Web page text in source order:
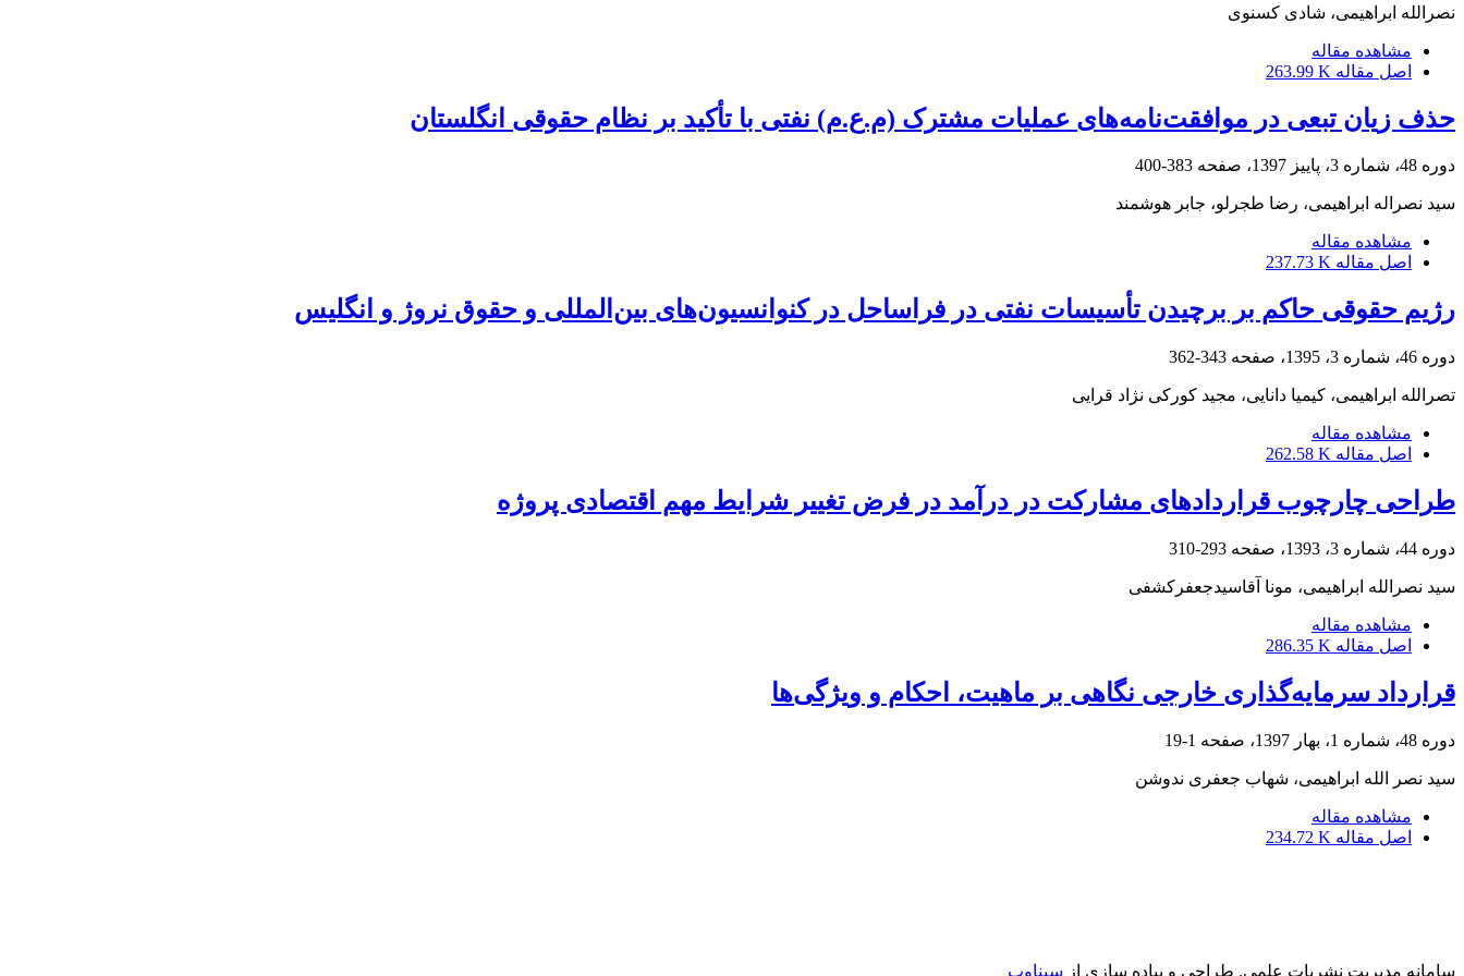
نصرالله ابراهیمى، شادى کسنوى
مشاهده مقاله
اصل مقاله 263.99 K
حذف زیان تبعی در موافقت‌نامه‌های عملیات مشترک (م.ع.م) نفتی با تأکید بر نظام حقوقی انگلستان
دوره 48، شماره 3، پاییز 1397، صفحه 383-400
سید نصراله ابراهیمی، رضا طجرلو، جابر هوشمند
مشاهده مقاله
اصل مقاله 237.73 K
رژیم حقوقی حاکم بر برچیدن تأسیسات نفتی در فراساحل در کنوانسیون‌های بین‌المللی و حقوق نروژ و انگلیس
دوره 46، شماره 3، 1395، صفحه 343-362
تصرالله ابراهیمی، کیمیا دانایی، مجید کورکی نژاد قرایی
مشاهده مقاله
اصل مقاله 262.58 K
طراحی چارچوب قراردادهای مشارکت در درآمد در فرض تغییر شرایط مهم اقتصادی پروژه
دوره 44، شماره 3، 1393، صفحه 293-310
سید نصرالله ابراهیمی، مونا آقاسیدجعفرکشفی
مشاهده مقاله
اصل مقاله 286.35 K
قرارداد سرمایه‌گذاری خارجی نگاهی بر ماهیت، احکام و ویژگی‌ها
دوره 48، شماره 1، بهار 1397، صفحه 1-19
سید نصر الله ابراهیمی، شهاب جعفری ندوشن
مشاهده مقاله
اصل مقاله 234.72 K
سامانه مدیریت نشریات علمی. طراحی و پیاده سازی از سیناوب